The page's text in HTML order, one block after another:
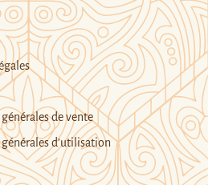
de vente
d’utilisation